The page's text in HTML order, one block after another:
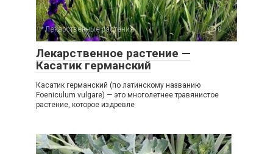
Лекарственные растения 0
Лекарственное растение —
Касатик германский
Касатик германский (по латинскому названию
Foeniculum vulgare) — это многолетнее травянистое
растение, которое издревле